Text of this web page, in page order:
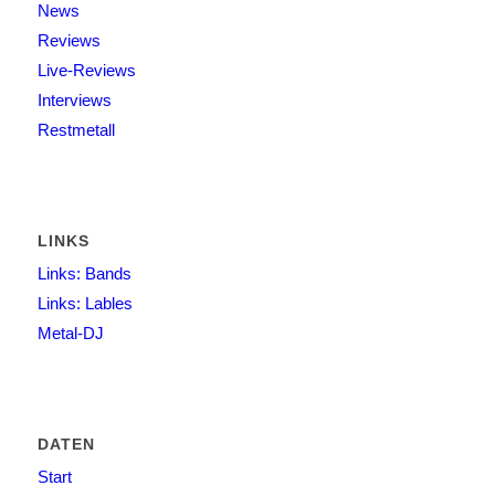
News
Reviews
Live-Reviews
Interviews
Restmetall
LINKS
Links: Bands
Links: Lables
Metal-DJ
DATEN
Start